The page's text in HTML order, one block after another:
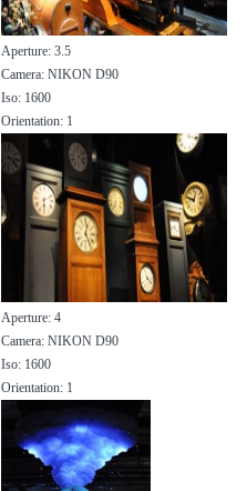
Aperture: 3.5
Camera: NIKON D90
Iso: 1600
Orientation: 1
Aperture: 4
Camera: NIKON D90
Iso: 1600
Orientation: 1